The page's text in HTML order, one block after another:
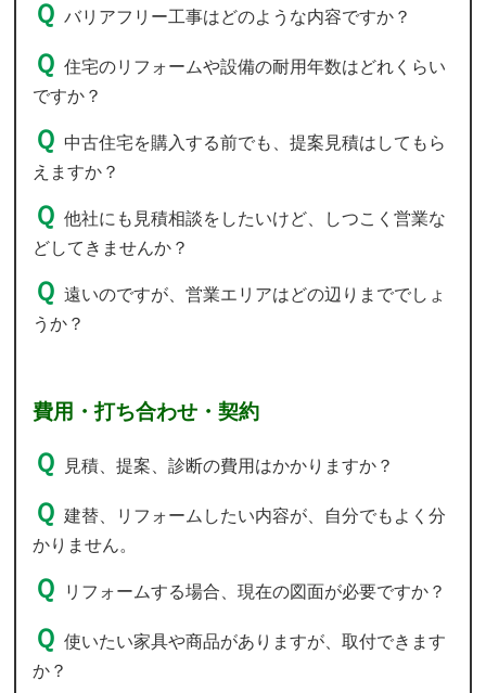
バリアフリー工事はどのような内容ですか？
住宅のリフォームや設備の耐用年数はどれくらい
ですか？
中古住宅を購入する前でも、提案見積はしてもら
えますか？
他社にも見積相談をしたいけど、しつこく営業な
どしてきませんか？
遠いのですが、営業エリアはどの辺りまででしょ
うか？
費用・打ち合わせ・契約
見積、提案、診断の費用はかかりますか？
建替、リフォームしたい内容が、自分でもよく分
かりません。
リフォームする場合、現在の図面が必要ですか？
使いたい家具や商品がありますが、取付できます
か？